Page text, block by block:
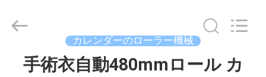
2021
Machinery
カレンダーのローラー機械
手術衣自動480mmロール カ